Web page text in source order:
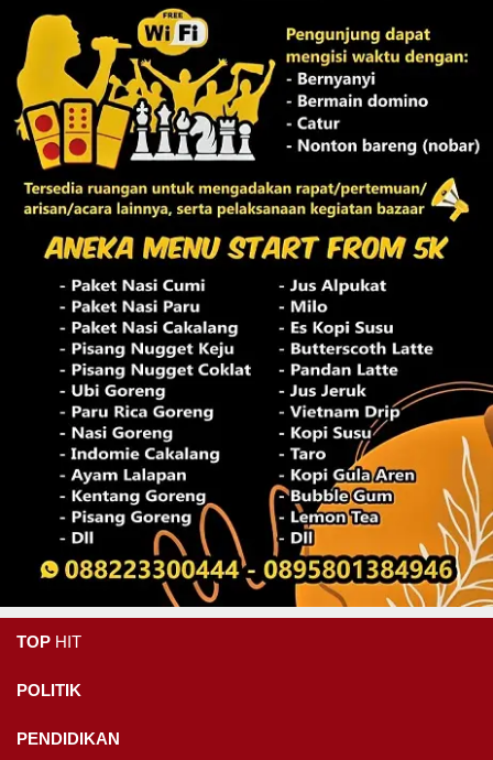
TOP HIT
POLITIK
PENDIDIKAN